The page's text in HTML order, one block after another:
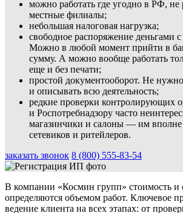
можно работать где угодно в РФ, не
местные филиалы;
небольшая налоговая нагрузка;
свободное распоряжение деньгами с
Можно в любой момент прийти в
сумму. А можно вообще работать
еще и без печати;
простой документооборот. Не
и описывать всю деятельность;
редкие проверки контролирующих
и Роспотребнадзору часто
магазинчики и салоны — им вполне
сетевиков и ритейлеров.
заказать звонок 8 (800) 555-83-54
В компании «Космин групп» стоимость и
определяются объемом работ. Ключевое
ведение клиента на всех этапах: от